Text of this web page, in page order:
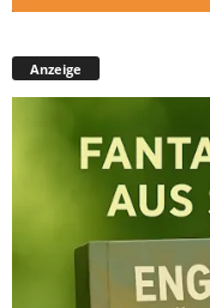
Anzeige